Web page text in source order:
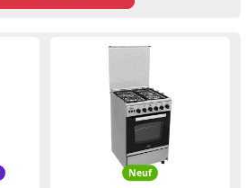
Neuf